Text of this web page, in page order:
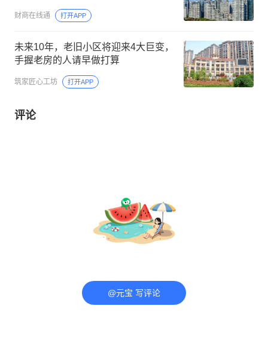
财商在线通 打开APP
未来10年，老旧小区将迎来4大巨变，
手握老房的人请早做打算
筑家匠心工坊 打开APP
评论
@元宝 写评论